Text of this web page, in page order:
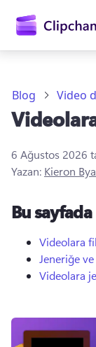
Oturum
Blog Video
6 Ağustos 2026
Yazan: Kieron
Bu sayfada
Videolara
Jeneriğe
Videolara